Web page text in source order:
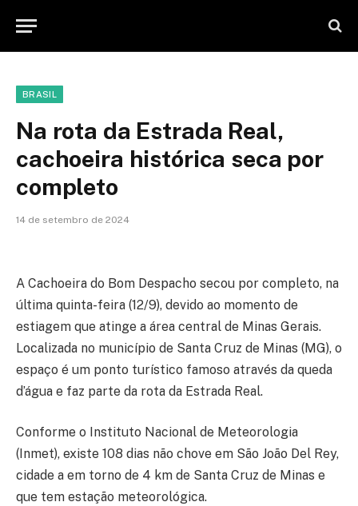
BRASIL
Na rota da Estrada Real,
cachoeira histórica seca por
completo
14 de setembro de 2024
A Cachoeira do Bom Despacho secou por completo, na
última quinta-feira (12/9), devido ao momento de
estiagem que atinge a área central de Minas Gerais.
Localizada no município de Santa Cruz de Minas (MG), o
espaço é um ponto turístico famoso através da queda
d’água e faz parte da rota da Estrada Real.
Conforme o Instituto Nacional de Meteorologia
(Inmet), existe 108 dias não chove em São João Del Rey,
cidade a em torno de 4 km de Santa Cruz de Minas e
que tem estação meteorológica.